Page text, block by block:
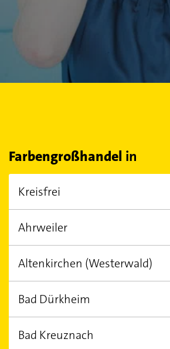
Farbengroßhandel in
Kreisfrei
Trier Kaiserslautern
Ahrweiler
Bad Neuenahr-Ahrweiler
Altenkirchen (Westerwald)
Wissen
Bad Dürkheim
Bad Kreuznach